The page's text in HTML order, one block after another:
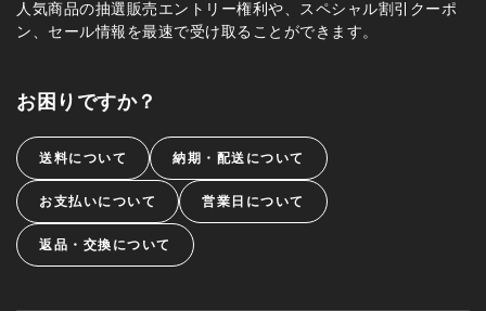
人気商品の抽選販売エントリー権利や、スペシャル割引クーポ
ン、セール情報を最速で受け取ることができます。
お困りですか？
送料について 納期・配送について
お支払いについて 営業日について
返品・交換について